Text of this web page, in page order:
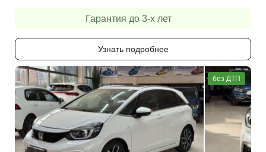
Гарантия до 3-х лет
Узнать подробнее
без ДТП